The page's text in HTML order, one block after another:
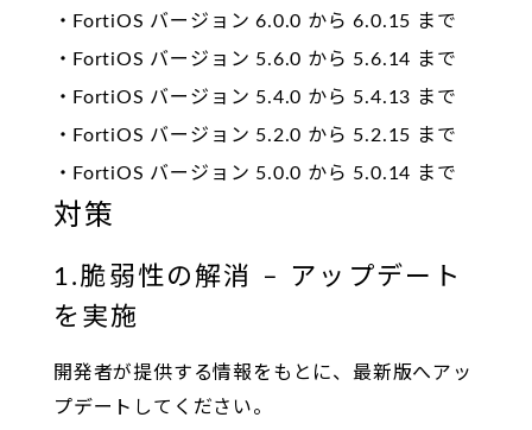
FortiOS バージョン 6.0.0 から 6.0.15 まで
FortiOS バージョン 5.6.0 から 5.6.14 まで
FortiOS バージョン 5.4.0 から 5.4.13 まで
FortiOS バージョン 5.2.0 から 5.2.15 まで
FortiOS バージョン 5.0.0 から 5.0.14 まで
対策
1.脆弱性の解消 – アップデート
を実施
開発者が提供する情報をもとに、最新版へアッ
プデートしてください。